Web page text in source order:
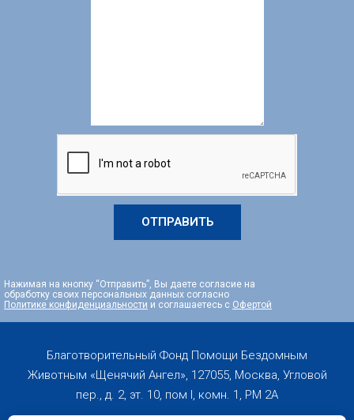
ОТПРАВИТЬ
Нажимая на кнопку “Отправить”, Вы даете согласие на
обработку своих персональных данных согласно
Политике конфиденциальности и соглашаетесь с Офертой
Благотворительный Фонд Помощи Бездомным
Животным «Щенячий Ангел», 127055, Москва, Угловой
пер., д. 2, эт. 10, пом I, комн. 1, PM 2А